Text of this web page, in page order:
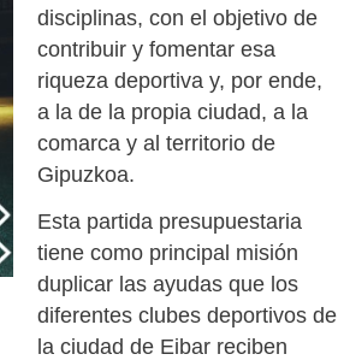
disciplinas, con el objetivo de
contribuir y fomentar esa
riqueza deportiva y, por ende,
a la de la propia ciudad, a la
comarca y al territorio de
Gipuzkoa.
Esta partida presupuestaria
tiene como principal misión
duplicar las ayudas que los
diferentes clubes deportivos de
la ciudad de Eibar reciben